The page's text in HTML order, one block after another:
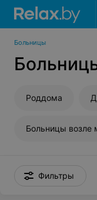
Больницы
Роддома
Больницы возле
Фильтры